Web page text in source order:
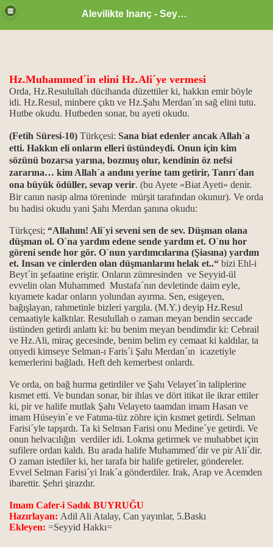
Alevilikte Inanç - Seyyid Hakkı
Hz.Muhammed´in elini Hz.Ali´ye vermesi
Orda, Hz.Resulullah dücihanda düzettiler ki, hakkın emir böyle
idi. Hz.Resul, minbere çıktı ve Hz.Şahı Merdan´ın sağ elini tutu.
Hutbe okudu. Hutbeden sonar, bu ayeti okudu.
(Fetih Süresi-10) Türkçesi: Sana biat edenler ancak Allah´a
etti. Hakkın eli onların elleri üstündeydi. Onun için kim
sözünü bozarsa yarına, bozmuş olur, kendinin öz nefsi
zararına… kim Allah´a andını yerine tam getirir, Tanrı´dan
ona büyük ödüller, sevap verir. (bu Ayete «Biat Ayeti» denir.
Bir canın nasip alma töreninde mürşit tarafından okunur). Ve orda
bu hadisi okudu yani Şahı Merdan şanına okudu:
Türkçesi; “Allahım! Ali´yi seveni sen de sev. Düşman olana
düşman ol. O´na yardım edene sende yardım et. O´nu hor
göreni sende hor gör. O´nun yardımcılarına (Şiasına) yardım
et. Insan ve cinlerden olan düşmanlarını helak et..“ bizi Ehl-i
Beyt´in şefaatine eriştir. Onların zümresinden ve Seyyid-ül
evvelin olan Muhammed Mustafa´nın devletinde daim eyle,
kıyamete kadar onların yolundan ayırma. Sen, esigeyen,
bağışlayan, rahmetinle bizleri yargıla. (M.Y.) deyip Hz.Resul
cemaatiyle kalktılar. Resulullah o zaman meyan bendin seccade
üstünden getirdi anlattı ki: bu benim meyan bendimdir ki: Cebrail
ve Hz.Ali, miraç gecesinde, benim belim ey cemaat ki kaldılar, ta
onyedi kimseye Selman-ı Faris´i Şahı Merdan´ın icazetiyle
kemerlerini bağladı. Heft deh kemerbest onlardı.
Ve orda, on bağ hurma getirdiler ve Şahı Velayet´in taliplerine
kısmet etti. Ve bundan sonar, bir ihlas ve dört itikat ile ikrar ettiler
ki, pir ve halife mutlak Şahı Velayeto taamdan imam Hasan ve
imam Hüseyin´e ve Fatıma-tüz zöhre için kısmet getirdi. Selman
Farisi´yle tapşırdı. Ta ki Selman Farisi onu Medine´ye getirdi. Ve
onun helvacılığın verdiler idi. Lokma getirmek ve muhabbet için
sufilere ordan kaldı. Bu arada halife Muhammed´dir ve pir Ali´dir.
O zaman istediler ki, her tarafa bir halife getireler, göndereler.
Evvel Selman Farisi´yi Irak´a gönderdiler. Irak, Arap ve Acemden
ibarettir. Şehri şirazdır.
Imam Cafer-i Sadık BUYRUĞU
Hazırlayan: Adil Ali Atalay, Can yayınlar, 5.Baskı
Ekleyen: =Seyyid Hakkı=